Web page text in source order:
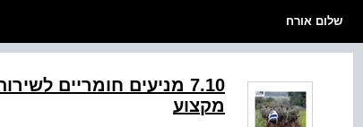
שלום אורח
7.10 מניעים חומריים
מקצוע